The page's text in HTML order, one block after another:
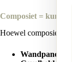
Composiet =
Hoewel composiet
Wandpanelen